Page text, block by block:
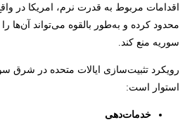
اقدامات مربوط به قدرت نرم، امریکا در
محدود کرده و به‌طور بالقوه می‌تواند آن‌ها
سوریه منع کند.
رویکرد تثبیت‌سازی ایالات متحده در
استوار است:
خدمات‌دهی